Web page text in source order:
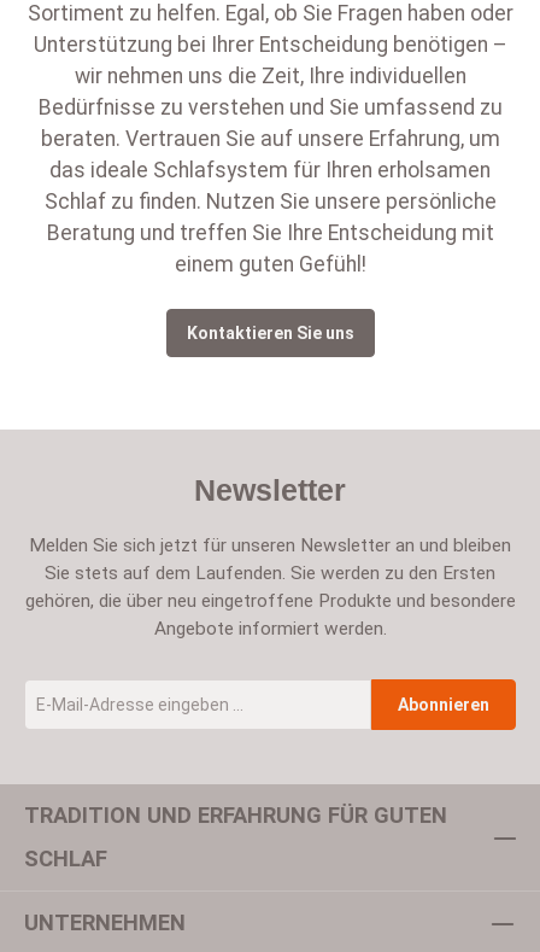
Sortiment zu helfen. Egal, ob Sie Fragen haben oder
Unterstützung bei Ihrer Entscheidung benötigen –
wir nehmen uns die Zeit, Ihre individuellen
Bedürfnisse zu verstehen und Sie umfassend zu
beraten. Vertrauen Sie auf unsere Erfahrung, um
das ideale Schlafsystem für Ihren erholsamen
Schlaf zu finden. Nutzen Sie unsere persönliche
Beratung und treffen Sie Ihre Entscheidung mit
einem guten Gefühl!
Kontaktieren Sie uns
Newsletter
Melden Sie sich jetzt für unseren Newsletter an und bleiben
Sie stets auf dem Laufenden. Sie werden zu den Ersten
gehören, die über neu eingetroffene Produkte und besondere
Angebote informiert werden.
Abonnieren
Um weiterzugehen, geben Sie die oben abgebildeten Zeichen ein
TRADITION UND ERFAHRUNG FÜR GUTEN
SCHLAF
UNTERNEHMEN